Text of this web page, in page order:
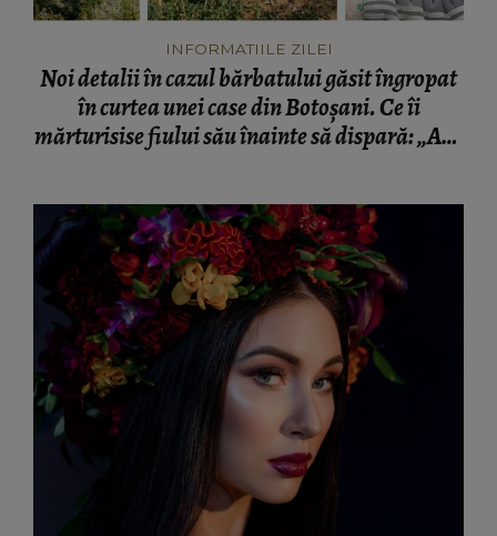
INFORMATIILE ZILEI
Noi detalii în cazul bărbatului găsit îngropat
în curtea unei case din Botoșani. Ce îi
mărturisise fiului său înainte să dispară: „Așa